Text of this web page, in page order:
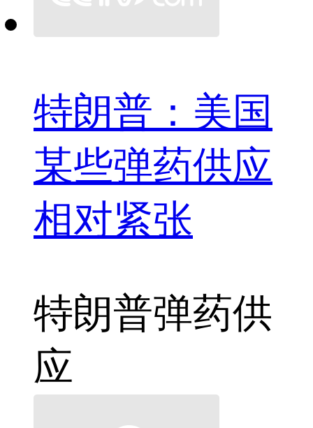
特朗普：美国
某些弹药供应
相对紧张
特朗普弹药供
应